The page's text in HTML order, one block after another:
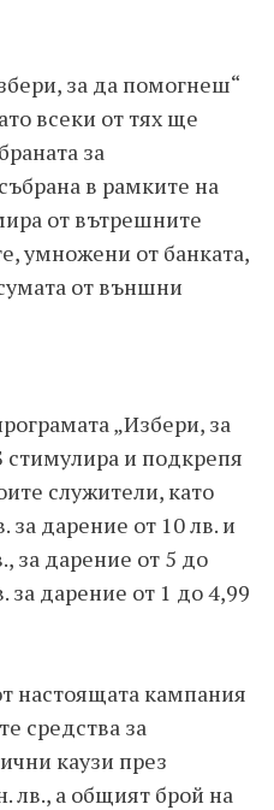
за да помогнеш“
всеки от тях ще
за
в рамките на
от вътрешните
умножени от банката,
от външни
„Избери, за
и подкрепя
служители, като
за дарение от 10 лв. и
за дарение от 5 до
за дарение от 1 до 4,99
настоящата кампания
средства за
каузи през
лв., а общият брой на